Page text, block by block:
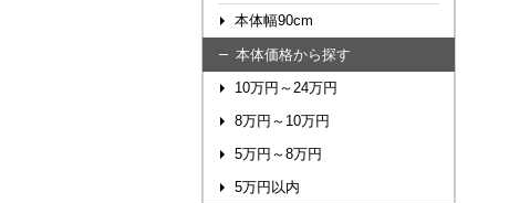
本体幅90cm
本体価格から探す
10万円～24万円
8万円～10万円
5万円～8万円
5万円以内